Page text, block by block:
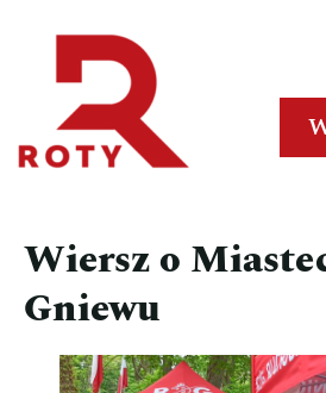
Wiersz o
Gniewu